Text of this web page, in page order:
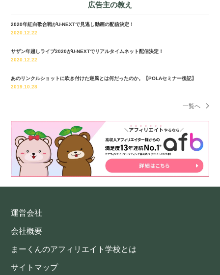
広告主の教え
2020年紅白歌合戦がU-NEXTで見逃し動画の配信決定！
2020.12.22
サザン年越しライブ2020がU-NEXTでリアルタイムネット配信決定！
2020.12.22
あのリンクルショットに吹き付けた逆風とは何だったのか。【POLAセミナー後記】
2019.10.28
一覧へ
運営会社
会社概要
まーくんのアフィリエイト学校とは
サイトマップ